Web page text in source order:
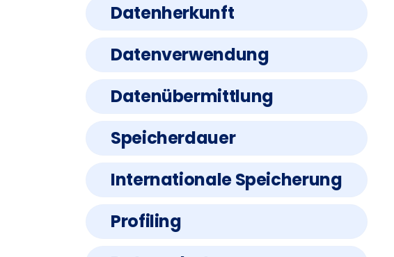
Datenherkunft
Datenverwendung
Datenübermittlung
Speicherdauer
Internationale Speicherung
Profiling